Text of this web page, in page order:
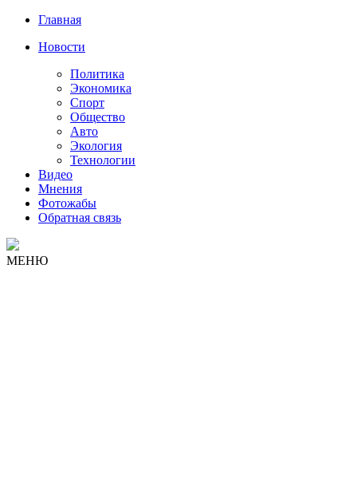
Главная
Новости
Политика
Экономика
Спорт
Общество
Авто
Экология
Технологии
Видео
Мнения
Фотожабы
Обратная связь
МЕНЮ